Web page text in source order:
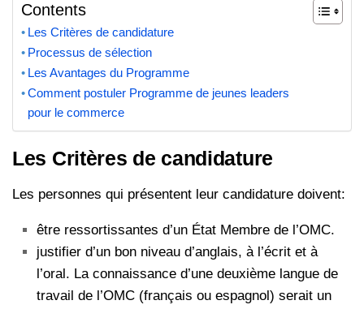
Contents
Les Critères de candidature
Processus de sélection
Les Avantages du Programme
Comment postuler Programme de jeunes leaders
pour le commerce
Les Critères de candidature
Les personnes qui présentent leur candidature doivent:
être ressortissantes d’un État Membre de l’OMC.
justifier d’un bon niveau d’anglais, à l’écrit et à
l’oral. La connaissance d’une deuxième langue de
travail de l’OMC (français ou espagnol) serait un